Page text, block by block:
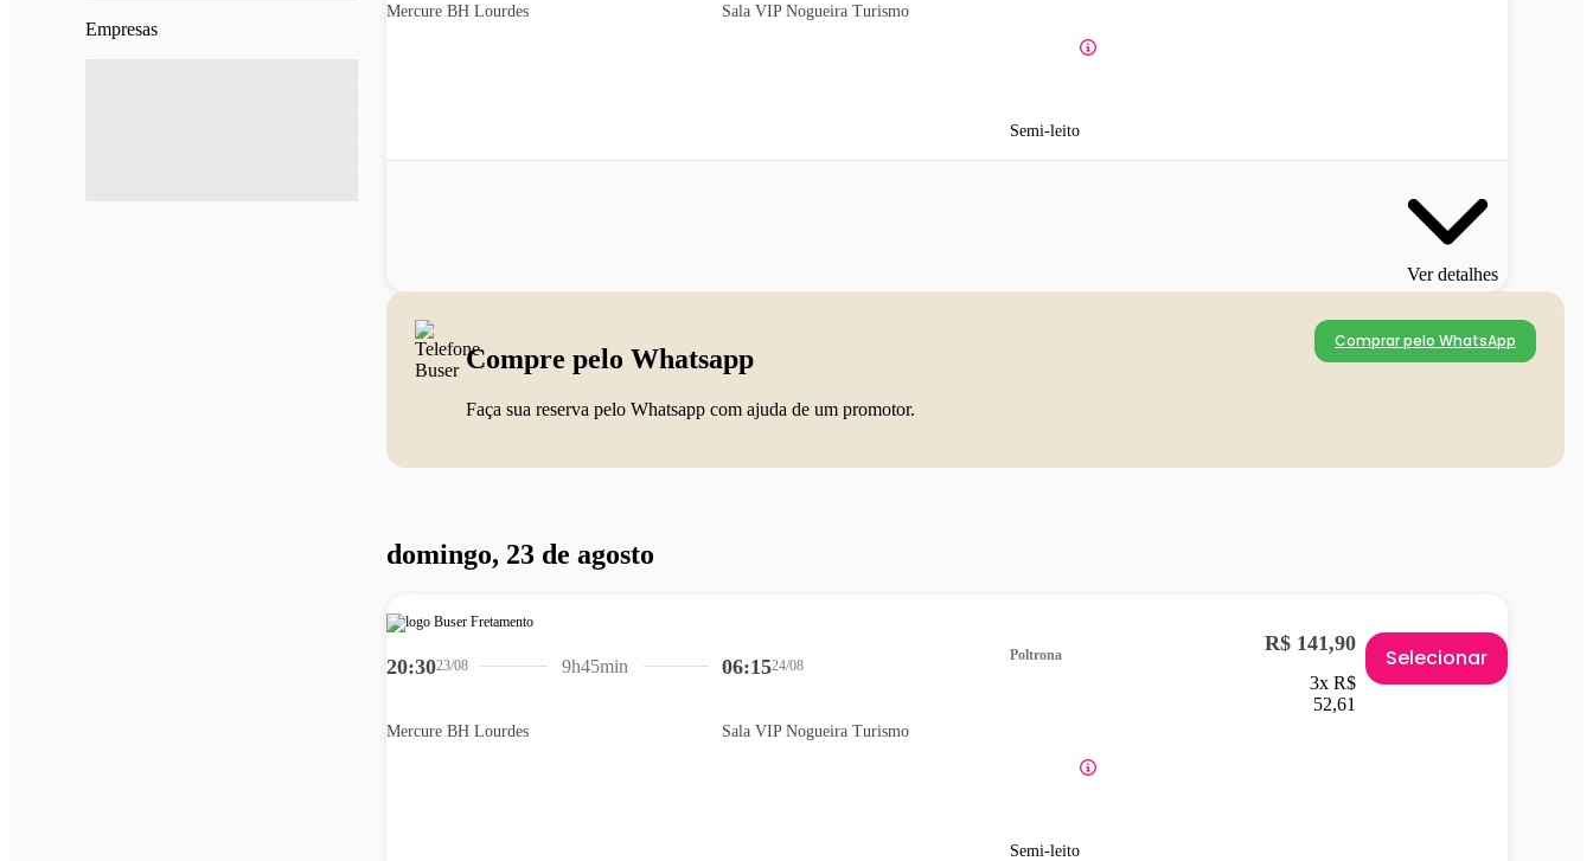
Empresas
Mercure BH Lourdes Sala VIP Nogueira Turismo
Semi-leito
Ver detalhes
Compre pelo Whatsapp
Faça sua reserva pelo Whatsapp com ajuda de um promotor.
Comprar pelo WhatsApp
domingo, 23 de agosto
20:3023/08
Mercure BH Lourdes
06:1524/08
Sala VIP Nogueira Turismo
9h45min
Poltrona
Semi-leito
R$ 141,90
3x R$
52,61
Selecionar